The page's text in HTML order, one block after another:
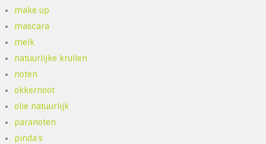
make up
mascara
melk
natuurlijke krullen
noten
okkernoot
olie natuurlijk
paranoten
pinda's